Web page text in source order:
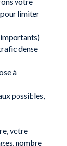
limiter
dense
à
possibles,
votre
nombre